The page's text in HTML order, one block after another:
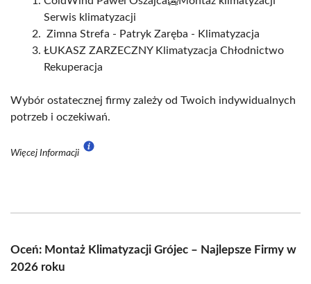
Serwis klimatyzacji
️ Zimna Strefa - Patryk Zaręba - Klimatyzacja
ŁUKASZ ZARZECZNY Klimatyzacja Chłodnictwo
Rekuperacja
Wybór ostatecznej firmy zależy od Twoich indywidualnych
potrzeb i oczekiwań.
Więcej Informacji
Oceń: Montaż Klimatyzacji Grójec – Najlepsze Firmy w
2026 roku